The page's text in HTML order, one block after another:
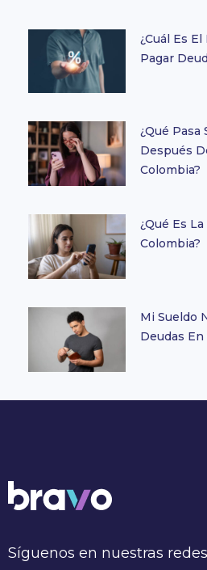
¿Cuál Es
Pagar
¿Qué Pasa
Después
Colombia?
¿Qué Es
Colombia?
Mi Sueldo
Deudas
Síguenos en nuestras